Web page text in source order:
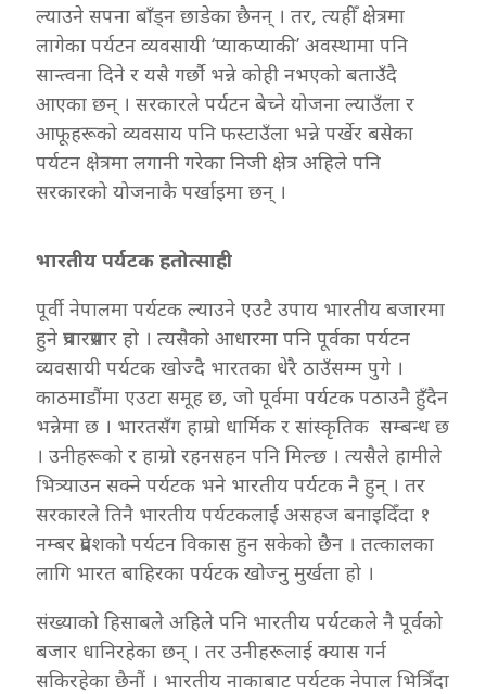
ल्याउने सपना बाँड्न छाडेका छैनन् । तर, त्यहीँ क्षेत्रमा
लागेका पर्यटन व्यवसायी ‘प्याकप्याकी’ अवस्थामा पनि
सान्त्वना दिने र यसै गर्छौ भन्ने कोही नभएको बताउँदै
आएका छन् । सरकारले पर्यटन बेच्ने योजना ल्याउँला र
आफूहरूको व्यवसाय पनि फस्टाउँला भन्ने पर्खेर बसेका
पर्यटन क्षेत्रमा लगानी गरेका निजी क्षेत्र अहिले पनि
सरकारको योजनाकै पर्खाइमा छन् ।
भारतीय पर्यटक हतोत्साही
पूर्वी नेपालमा पर्यटक ल्याउने एउटै उपाय भारतीय बजारमा
हुने प्रचारप्रसार हो । त्यसैको आधारमा पनि पूर्वका पर्यटन
व्यवसायी पर्यटक खोज्दै भारतका धेरै ठाउँसम्म पुगे ।
काठमाडौंमा एउटा समूह छ, जो पूर्वमा पर्यटक पठाउनै हुँदैन
भन्नेमा छ । भारतसँग हाम्रो धार्मिक र सांस्कृतिक सम्बन्ध छ
। उनीहरूको र हाम्रो रहनसहन पनि मिल्छ । त्यसैले हामीले
भित्र्याउन सक्ने पर्यटक भने भारतीय पर्यटक नै हुन् । तर
सरकारले तिनै भारतीय पर्यटकलाई असहज बनाइदिँदा १
नम्बर प्रदेशको पर्यटन विकास हुन सकेको छैन । तत्कालका
लागि भारत बाहिरका पर्यटक खोज्नु मुर्खता हो ।
संख्याको हिसाबले अहिले पनि भारतीय पर्यटकले नै पूर्वको
बजार धानिरहेका छन् । तर उनीहरूलाई क्यास गर्न
सकिरहेका छैनौं । भारतीय नाकाबाट पर्यटक नेपाल भित्रिँदा